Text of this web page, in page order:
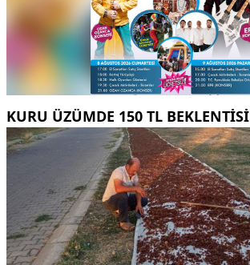
KURU ÜZÜMDE 150 TL BEKLENTISI